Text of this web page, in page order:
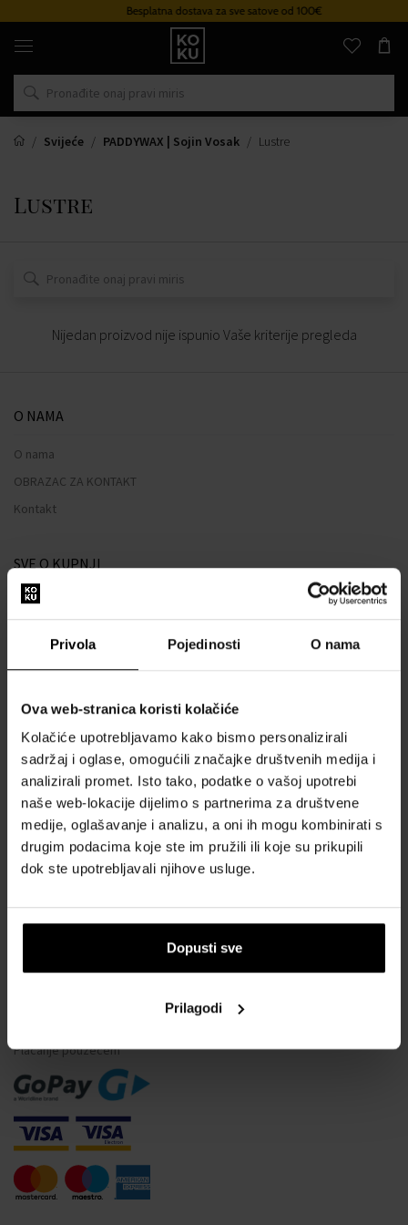
Privola Pojedinosti O nama
Ova web-stranica koristi kolačiće
Kolačiće upotrebljavamo kako bismo personalizirali
sadržaj i oglase, omogućili značajke društvenih medija i
analizirali promet. Isto tako, podatke o vašoj upotrebi
naše web-lokacije dijelimo s partnerima za društvene
medije, oglašavanje i analizu, a oni ih mogu kombinirati s
drugim podacima koje ste im pružili ili koje su prikupili
dok ste upotrebljavali njihove usluge.
Dopusti sve
Prilagodi
Besplatna dostava za sve satove od 100€
Originalni
parfemi
satovi
na
mjestu
Svijeće
PADDYWAX | Sojin Vosak Lustre
Lustre
Nijedan proizvod nije ispunio Vaše kriterije pregleda
O NAMA
O nama
OBRAZAC ZA KONTAKT
Kontakt
SVE O KUPNJI
Sustav vjernosti
Način dostave
Kada ću dobiti naručenu robu?
Zašto parfemi i satovi od nas?
Što je tester parfema?
Vodootpornost satova
Često postavljana pitanja
Samo originalna roba
Odustajanje od ugovora
Promjena pristanka za kolačiće
Plaćanje pouzećem